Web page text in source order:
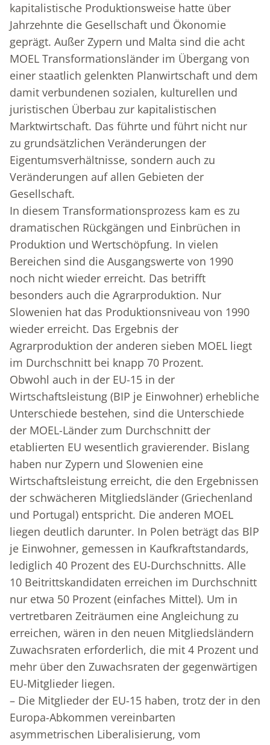
kapitalistische Produktionsweise hatte über
Jahrzehnte die Gesellschaft und Ökonomie
geprägt. Außer Zypern und Malta sind die acht
MOEL Transformationsländer im Übergang von
einer staatlich gelenkten Planwirtschaft und dem
damit verbundenen sozialen, kulturellen und
juristischen Überbau zur kapitalistischen
Marktwirtschaft. Das führte und führt nicht nur
zu grundsätzlichen Veränderungen der
Eigentumsverhältnisse, sondern auch zu
Veränderungen auf allen Gebieten der
Gesellschaft.
In diesem Transformationsprozess kam es zu
dramatischen Rückgängen und Einbrüchen in
Produktion und Wertschöpfung. In vielen
Bereichen sind die Ausgangswerte von 1990
noch nicht wieder erreicht. Das betrifft
besonders auch die Agrarproduktion. Nur
Slowenien hat das Produktionsniveau von 1990
wieder erreicht. Das Ergebnis der
Agrarproduktion der anderen sieben MOEL liegt
im Durchschnitt bei knapp 70 Prozent.
Obwohl auch in der EU-15 in der
Wirtschaftsleistung (BIP je Einwohner) erhebliche
Unterschiede bestehen, sind die Unterschiede
der MOEL-Länder zum Durchschnitt der
etablierten EU wesentlich gravierender. Bislang
haben nur Zypern und Slowenien eine
Wirtschaftsleistung erreicht, die den Ergebnissen
der schwächeren Mitgliedsländer (Griechenland
und Portugal) entspricht. Die anderen MOEL
liegen deutlich darunter. In Polen beträgt das BlP
je Einwohner, gemessen in Kaufkraftstandards,
lediglich 40 Prozent des EU-Durch­schnitts. Alle
10 Beitrittskandidaten erreichen im Durchschnitt
nur etwa 50 Prozent (einfaches Mittel). Um in
vertretbaren Zeiträumen eine Angleichung zu
erreichen, wären in den neuen Mitgliedsländern
Zuwachsraten erforderlich, die mit 4 Prozent und
mehr über den Zuwachsraten der gegenwärtigen
EU-Mitglieder liegen.
– Die Mitglieder der EU-15 haben, trotz der in den
Europa-Abkommen vereinbarten
asymmetrischen Liberalisierung, vom